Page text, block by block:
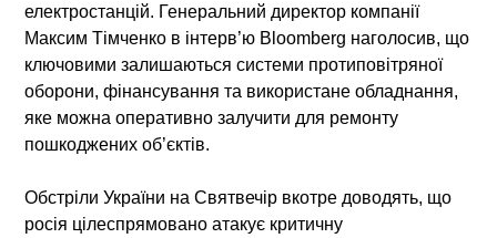
електростанцій. Генеральний директор компанії
Максим Тімченко в інтерв’ю Bloomberg наголосив, що
ключовими залишаються системи протиповітряної
оборони, фінансування та використане обладнання,
яке можна оперативно залучити для ремонту
пошкоджених об’єктів.
Обстріли України на Святвечір вкотре доводять, що
росія цілеспрямовано атакує критичну